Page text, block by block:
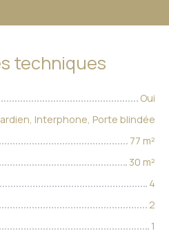
techniques
Oui
Interphone, Porte blindée
77 m²
30 m²
4
2
1